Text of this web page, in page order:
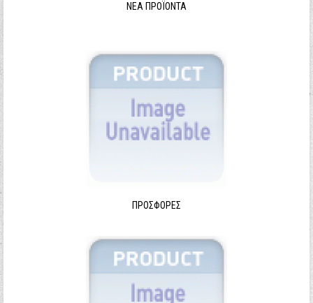
ΝΈΑ ΠΡΟΪΌΝΤΑ
ΠΡΟΣΦΟΡΈΣ